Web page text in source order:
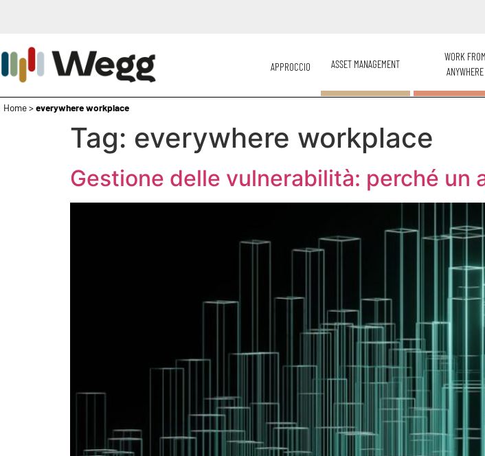
APPROCCIO ASSET MANAGEMENT
WORK FROM
ANYWHERE
Home>everywhere workplace
Tag: everywhere workplace
Gestione delle vulnerabilità: perché